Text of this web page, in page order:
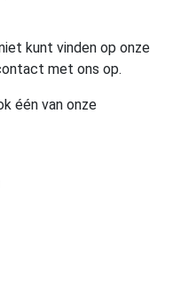
kunt vinden op onze
met ons op.
één van onze